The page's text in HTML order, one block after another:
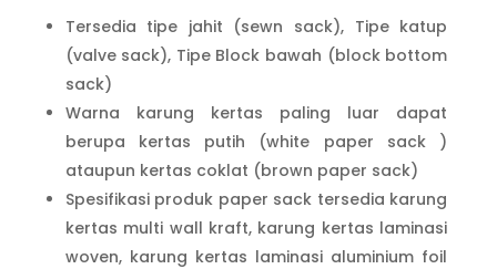
Tersedia tipe jahit (sewn sack), Tipe katup
(valve sack), Tipe Block bawah (block bottom
sack)
Warna karung kertas paling luar dapat
berupa kertas putih (white paper sack )
ataupun kertas coklat (brown paper sack)
Spesifikasi produk paper sack tersedia karung
kertas multi wall kraft, karung kertas laminasi
woven, karung kertas laminasi aluminium foil